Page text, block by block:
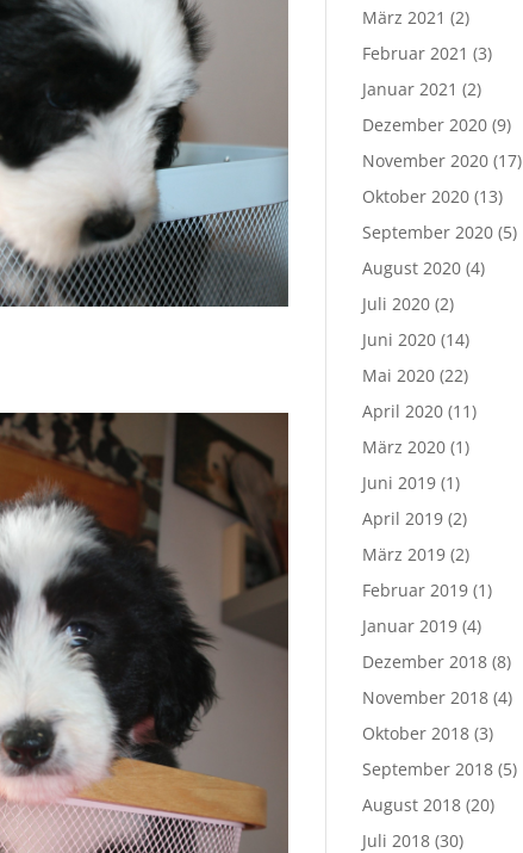
März 2021 (2)
Februar 2021 (3)
Januar 2021 (2)
Dezember 2020 (9)
November 2020 (17)
Oktober 2020 (13)
September 2020 (5)
August 2020 (4)
Juli 2020 (2)
Juni 2020 (14)
Mai 2020 (22)
April 2020 (11)
März 2020 (1)
Juni 2019 (1)
April 2019 (2)
März 2019 (2)
Februar 2019 (1)
Januar 2019 (4)
Dezember 2018 (8)
November 2018 (4)
Oktober 2018 (3)
September 2018 (5)
August 2018 (20)
Juli 2018 (30)